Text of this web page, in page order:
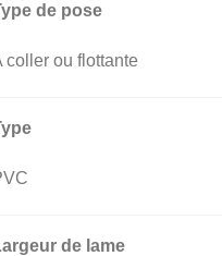
de pose
coller ou flottante
de lame